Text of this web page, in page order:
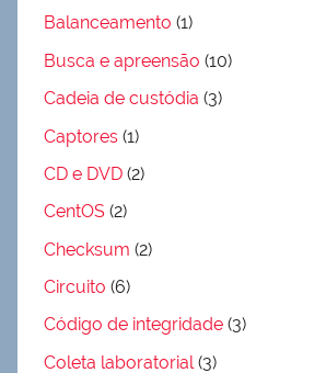
Balanceamento (1)
Busca e apreensão (10)
Cadeia de custódia (3)
Captores (1)
CD e DVD (2)
CentOS (2)
Checksum (2)
Circuito (6)
Código de integridade (3)
Coleta laboratorial(3)